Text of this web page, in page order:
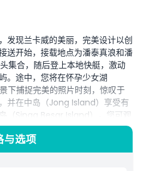
发现兰卡威的美丽，完美设计以创
送开始，接载地点为潘泰真浪和潘
集合，随后登上本地快艇，激动
。途中，您将在怀孕少女湖
下捕捉完美的照片时刻，惊叹于
并在中岛（Jong Island）享受有
（Singa Besar Island），您可观
洁净、水晶般清澈的Beras Basah
险，在狮子海洋岛浮潜，或在同一
论您是参加共享上午或下午游，还
与选项